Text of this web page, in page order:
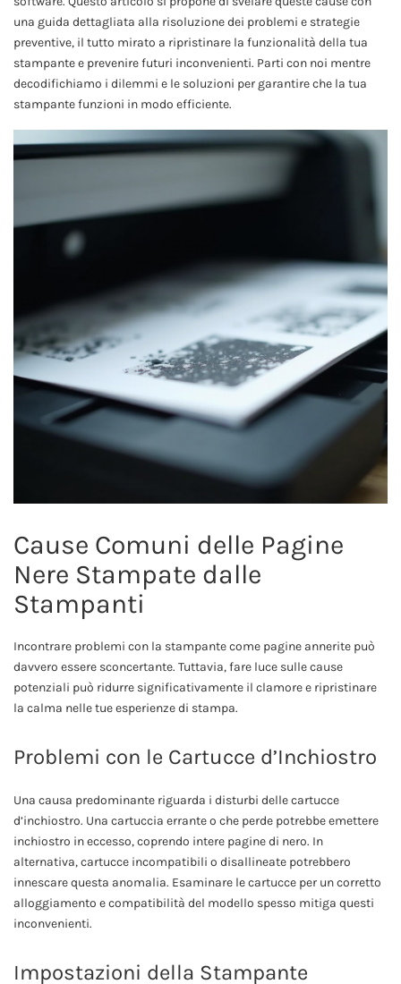
una guida dettagliata alla risoluzione dei problemi e strategie
preventive, il tutto mirato a ripristinare la funzionalità della tua
stampante e prevenire futuri inconvenienti. Parti con noi mentre
decodifichiamo i dilemmi e le soluzioni per garantire che la tua
stampante funzioni in modo efficiente.
Cause Comuni delle Pagine
Nere Stampate dalle
Stampanti
Incontrare problemi con la stampante come pagine annerite può
davvero essere sconcertante. Tuttavia, fare luce sulle cause
potenziali può ridurre significativamente il clamore e ripristinare
la calma nelle tue esperienze di stampa.
Problemi con le Cartucce d’Inchiostro
Una causa predominante riguarda i disturbi delle cartucce
d’inchiostro. Una cartuccia errante o che perde potrebbe emettere
inchiostro in eccesso, coprendo intere pagine di nero. In
alternativa, cartucce incompatibili o disallineate potrebbero
innescare questa anomalia. Esaminare le cartucce per un corretto
alloggiamento e compatibilità del modello spesso mitiga questi
inconvenienti.
Impostazioni della Stampante